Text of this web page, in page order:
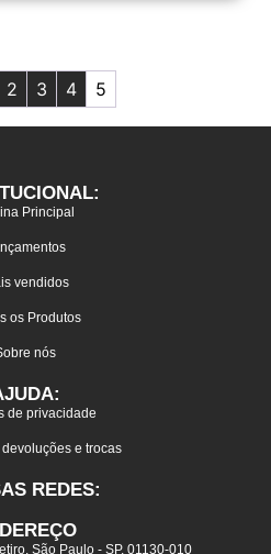
2 3 4 5
Principal
vendidos
os Produtos
nós
de privacidade
e trocas
REDES:
São Paulo - SP, 01130-010